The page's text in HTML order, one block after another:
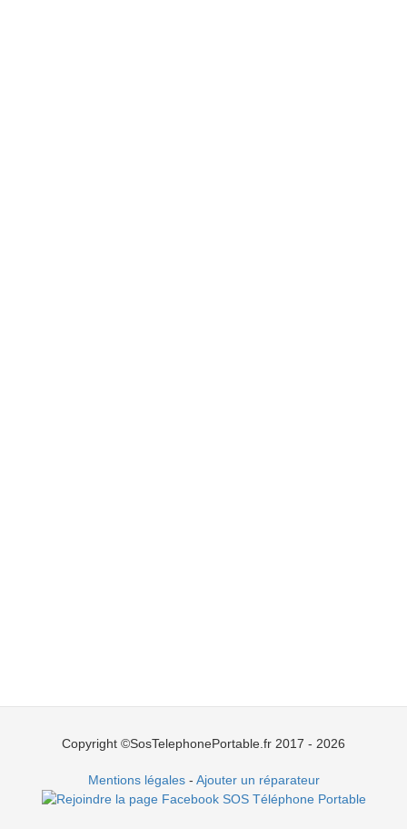
Copyright ©SosTelephonePortable.fr 2017 - 2026
Mentions légales- Ajouter un réparateur